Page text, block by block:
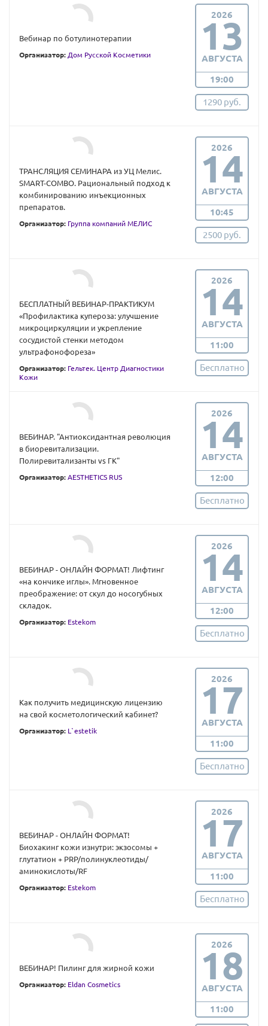
Вебинар по ботулинотерапии
Организатор: Дом Русской Косметики
2026
13
АВГУСТА
19:00
1290 руб.
ТРАНСЛЯЦИЯ СЕМИНАРА из УЦ Мелис.
SMART-COMBO. Рациональный подход к
комбинированию инъекционных
препаратов.
Организатор: Группа компаний МЕЛИС
2026
14
АВГУСТА
10:45
2500 руб.
БЕСПЛАТНЫЙ ВЕБИНАР-ПРАКТИКУМ
«Профилактика купероза: улучшение
микроциркуляции и укрепление
сосудистой стенки методом
ультрафонофореза»
Организатор: Гельтек. Центр Диагностики
Кожи
2026
14
АВГУСТА
11:00
Бесплатно
ВЕБИНАР. "Антиоксидантная революция
в биоревитализации.
Полиревитализанты vs ГК"
Организатор: AESTHETICS RUS
2026
14
АВГУСТА
12:00
Бесплатно
ВЕБИНАР - ОНЛАЙН ФОРМАТ! Лифтинг
«на кончике иглы». Мгновенное
преображение: от скул до носогубных
складок.
Организатор: Estekom
2026
14
АВГУСТА
12:00
Бесплатно
Как получить медицинскую лицензию
на свой косметологический кабинет?
Организатор: L`estetik
2026
17
АВГУСТА
11:00
Бесплатно
ВЕБИНАР - ОНЛАЙН ФОРМАТ!
Биохакинг кожи изнутри: экзосомы +
глутатион + PRP/полинуклеотиды/
аминокислоты/RF
Организатор: Estekom
2026
17
АВГУСТА
11:00
Бесплатно
ВЕБИНАР! Пилинг для жирной кожи
Организатор: Eldan Cosmetics
2026
18
АВГУСТА
11:00